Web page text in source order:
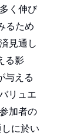
く伸び
るため
見通し
る影
与える
リュエ
加者の
に於い